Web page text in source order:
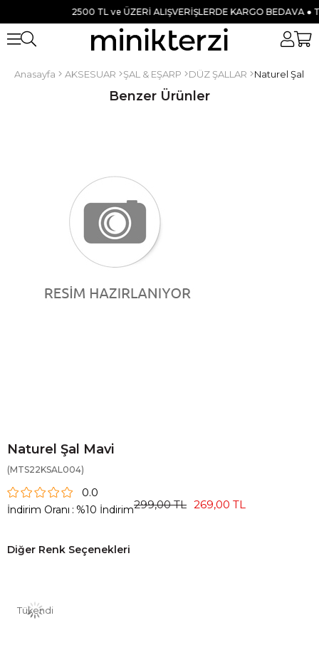
2500 TL ve ÜZERİ ALIŞVERİŞLERDE KARGO BEDAVA ●
Anasayfa AKSESUAR ŞAL & EŞARP DÜZ ŞALLAR Naturel Şal
Benzer Ürünler
Naturel Şal Mavi
(MTS22KSAL004)
0.0
İndirim Oranı : %10 İndirim299,00 TL 269,00 TL
Diğer Renk Seçenekleri
Tükendi